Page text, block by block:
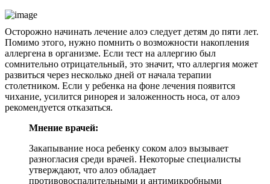
Осторожно начинать лечение алоэ следует детям до пяти лет.
Помимо этого, нужно помнить о возможности накопления
аллергена в организме. Если тест на аллергию был
сомнительно отрицательный, это значит, что аллергия может
развиться через несколько дней от начала терапии
столетником. Если у ребенка на фоне лечения появится
чихание, усилится ринорея и заложенность носа, от алоэ
рекомендуется отказаться.
Мнение врачей:
Закапывание носа ребенку соком алоэ вызывает
разногласия среди врачей. Некоторые специалисты
утверждают, что алоэ обладает
противовоспалительными и антимикробными